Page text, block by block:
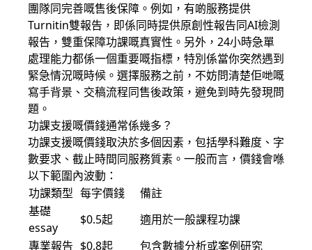
團隊同完善嘅售後保障。例如，有啲服務提供
Turnitin雙報告，即係同時提供原創性報告同AI檢測
報告，雙重保障功課嘅真實性。另外，24小時急單
處理能力都係一個重要嘅指標，特別係當你突然遇到
緊急情況嘅時候。選擇服務之前，不妨問清楚佢哋嘅
寫手背景、交稿流程同售後政策，避免到時先發現問
題。
功課支援嘅價錢通常係幾多？
功課支援嘅價錢取決於多個因素，包括學科難度、字
數要求、截止時間同服務質素。一般而言，價錢會喺
以下範圍內波動：
功課類型 每字價錢
備註
基礎
essay
$0.5起
適用於一般課程功課
專業報告 $0.8起
包含數據分析或案例研究